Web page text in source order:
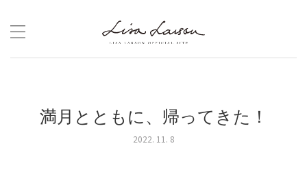
content
満月とともに、帰ってきた！
2022. 11. 8